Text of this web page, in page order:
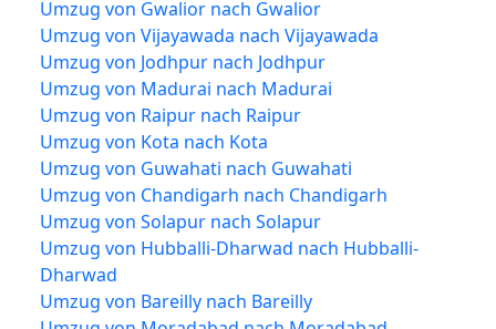
Umzug von Gwalior nach Gwalior
Umzug von Vijayawada nach Vijayawada
Umzug von Jodhpur nach Jodhpur
Umzug von Madurai nach Madurai
Umzug von Raipur nach Raipur
Umzug von Kota nach Kota
Umzug von Guwahati nach Guwahati
Umzug von Chandigarh nach Chandigarh
Umzug von Solapur nach Solapur
Umzug von Hubballi-Dharwad nach Hubballi-
Dharwad
Umzug von Bareilly nach Bareilly